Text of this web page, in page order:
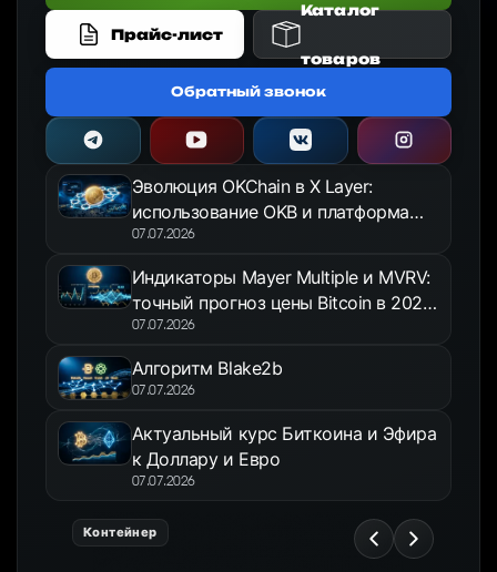
Прайс-лист
Каталог
товаров
Обратный звонок
Эволюция OKChain в X Layer:
использование OKB и платформа
OKX Jumpstart в 2026 году
07.07.2026
Индикаторы Mayer Multiple и MVRV:
точный прогноз цены Bitcoin в 2026
году
07.07.2026
Алгоритм Blake2b
07.07.2026
Актуальный курс Биткоина и Эфира
к Доллару и Евро
07.07.2026
Контейнер